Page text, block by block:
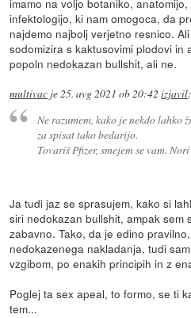
infektologijo, ki nam omogoca, da
najdemo najbolj verjetno resnico.
sodomizira s kaktusovimi plodovi in
popoln nedokazan bullshit, ali ne.
multivac je25. avg 2021 ob 20:42 izjavil:
Ne razumem, kako je nekdo lahko
za spisat tako bedarijo.
Tovariš Pfizer, smejem se vam. Nori
Ja tudi jaz se sprasujem, kako si
siri nedokazan bullshit, ampak sem
zabavno. Tako, da je edino
nedokazenega nakladanja, tudi
vzgibom, po enakih principih in z
Poglej ta sex apeal, to formo, se ti
tem...